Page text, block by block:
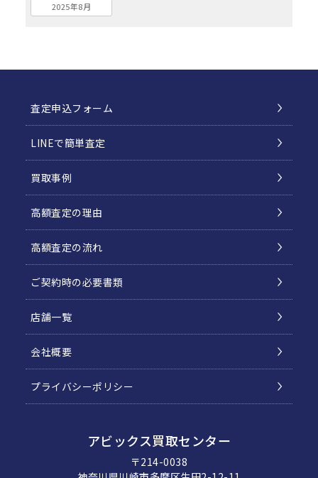
2025年8月
査定申込フォーム
LINEで簡単査定
買取事例
高額査定の理由
高額査定の流れ
ご契約時の必要書類
店舗一覧
会社概要
プライバシーポリシー
アビックス買取センター
〒214-0038